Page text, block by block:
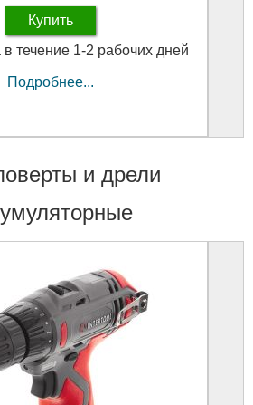
Купить
в течение 1-2 рабочих дней
Подробнее...
и дрели